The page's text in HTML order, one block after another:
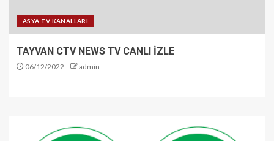
ASYA TV KANALLARI
TAYVAN CTV NEWS TV CANLI İZLE
06/12/2022 admin